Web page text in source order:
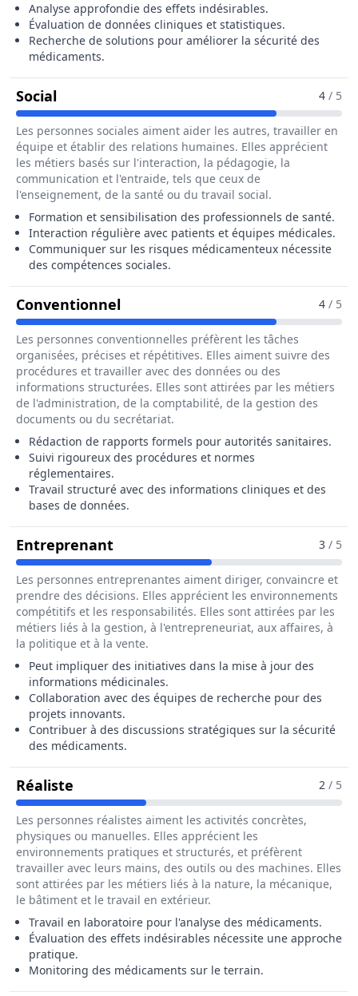
Analyse approfondie des effets indésirables.
Évaluation de données cliniques et statistiques.
Recherche de solutions pour améliorer la sécurité des
médicaments.
SocialPour Le Métier De Responsable De 4 / 5
Les personnes sociales aiment aider les autres, travailler en
équipe et établir des relations humaines. Elles apprécient
les métiers basés sur l'interaction, la pédagogie, la
communication et l'entraide, tels que ceux de
l'enseignement, de la santé ou du travail social.
Formation et sensibilisation des professionnels de santé.
Interaction régulière avec patients et équipes médicales.
Communiquer sur les risques médicamenteux nécessite
des compétences sociales.
ConventionnelPour Le Métier De Responsable
4 / 5
Les personnes conventionnelles préfèrent les tâches
organisées, précises et répétitives. Elles aiment suivre des
procédures et travailler avec des données ou des
informations structurées. Elles sont attirées par les métiers
de l'administration, de la comptabilité, de la gestion des
documents ou du secrétariat.
Rédaction de rapports formels pour autorités sanitaires.
Suivi rigoureux des procédures et normes
réglementaires.
Travail structuré avec des informations cliniques et des
bases de données.
EntreprenantPour Le Métier De Responsable
3 / 5
Les personnes entreprenantes aiment diriger, convaincre et
prendre des décisions. Elles apprécient les environnements
compétitifs et les responsabilités. Elles sont attirées par les
métiers liés à la gestion, à l'entrepreneuriat, aux affaires, à
la politique et à la vente.
Peut impliquer des initiatives dans la mise à jour des
informations médicinales.
Collaboration avec des équipes de recherche pour des
projets innovants.
Contribuer à des discussions stratégiques sur la sécurité
des médicaments.
Réaliste Pour Le Métier De Responsable De
2 / 5
Les personnes réalistes aiment les activités concrètes,
physiques ou manuelles. Elles apprécient les
environnements pratiques et structurés, et préfèrent
travailler avec leurs mains, des outils ou des machines. Elles
sont attirées par les métiers liés à la nature, la mécanique,
le bâtiment et le travail en extérieur.
Travail en laboratoire pour l'analyse des médicaments.
Évaluation des effets indésirables nécessite une approche
pratique.
Monitoring des médicaments sur le terrain.